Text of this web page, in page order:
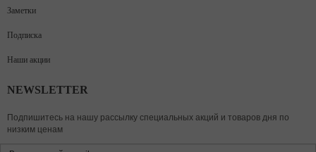
Заметки
Подписка
Наши акции
NEWSLETTER
Подпишитесь на нашу рассылку специальных акций и товаров дня по
низким ценам